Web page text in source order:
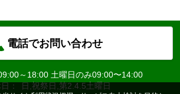
電話でお問い合わせ
～18:00 土曜日のみ09:00〜14:00
：
日,祝祭日,第2.4.5土曜日